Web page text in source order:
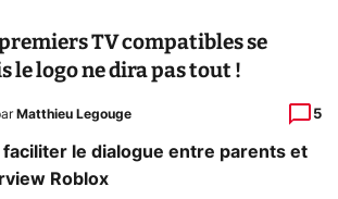
TV compatibles se
le logo ne dira pas tout !
Matthieu Legouge 5
faciliter le dialogue entre parents et
Roblox